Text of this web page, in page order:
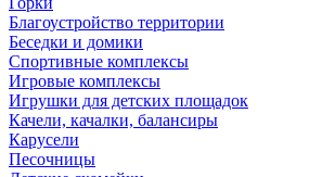
Благоустройство территории
Беседки и домики
Спортивные комплексы
Игровые комплексы
Игрушки для детских площадок
Качели, качалки, балансиры
Карусели
Песочницы